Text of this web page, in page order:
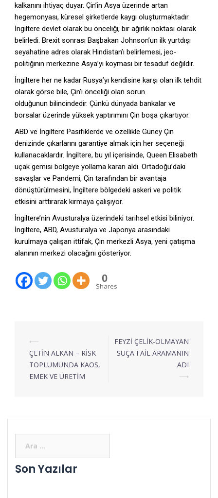
kalkanını ihtiyaç duyar. Çin’in Asya üzerinde artan
hegemonyası, küresel şirketlerde kaygı oluşturmaktadır.
İngiltere devlet olarak bu önceliği, bir ağırlık noktası olarak
belirledi. Brexit sonrası Başbakan Johnson’un ilk yurtdışı
seyahatine adres olarak Hindistan’ı belirlemesi, jeo-
politiğinin merkezine Asya’yı koyması bir tesadüf değildir.
İngiltere her ne kadar Rusya’yı kendisine karşı olan ilk tehdit
olarak görse bile, Çin’i önceliği olan sorun
olduğunun bilincindedir. Çünkü dünyada bankalar ve
borsalar üzerinde yüksek yaptırımını Çin boşa çıkartıyor.
ABD ve İngiltere Pasifiklerde ve özellikle Güney Çin
denizinde çıkarlarını garantiye almak için her seçeneği
kullanacaklardır. İngiltere, bu yıl içerisinde, Queen Elisabeth
uçak gemisi bölgeye yollama kararı aldı. Ortadoğu’daki
savaşlar ve Pandemi, Çin tarafından bir avantaja
dönüştürülmesini, İngiltere bölgedeki askeri ve politik
etkisini arttırarak kırmaya çalışıyor.
İngiltere’nin Avusturalya üzerindeki tarihsel etkisi biliniyor.
İngiltere, ABD, Avusturalya ve Japonya arasındaki
kurulmaya çalışan ittifak, Çin merkezli Asya, yeni çatışma
alanının merkezi olacağını gösteriyor.
0
Shares
⟵
ÇETİN ALKAN – RİSK
TOPLUMUNDA KAOS,
EMEK VE ÜRETİM
FEYZİ ÇELİK-OLMAYAN
SUÇA FAİL ARAMANIN
ADI
⟶
Son Yazılar